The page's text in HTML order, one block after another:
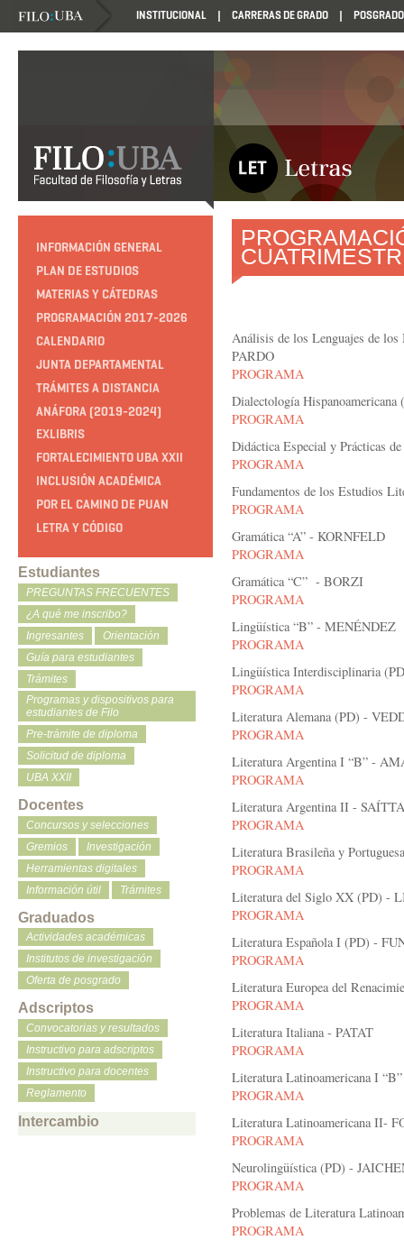
INSTITUCIONAL CARRERAS DE GRADO POSGRADO
INFORMACIÓN GENERAL
PLAN DE ESTUDIOS
MATERIAS Y CÁTEDRAS
PROGRAMACIÓN 2017-2026
CALENDARIO
JUNTA DEPARTAMENTAL
TRÁMITES A DISTANCIA
ANÁFORA (2019-2024)
EXLIBRIS
FORTALECIMIENTO UBA XXII
INCLUSIÓN ACADÉMICA
POR EL CAMINO DE PUAN
LETRA Y CÓDIGO
Estudiantes
PREGUNTAS FRECUENTES
¿A qué me inscribo?
Ingresantes
Orientación
Guía para estudiantes
Trámites
Programas y dispositivos para
estudiantes de Filo
Pre-trámite de diploma
Solicitud de diploma
UBA XXII
Docentes
Concursos y selecciones
Gremios
Investigación
Herramientas digitales
Información útil
Trámites
Graduados
Actividades académicas
Institutos de investigación
Oferta de posgrado
Adscriptos
Convocatorias y resultados
Instructivo para adscriptos
Instructivo para docentes
Reglamento
Intercambio
Análisis de los Lenguajes de
PARDO
PROGRAMA
Dialectología
PROGRAMA
Didáctica Especial y Prácticas
PROGRAMA
Fundamentos de los Estudios
PROGRAMA
Gramática “A” - KORNFELD
PROGRAMA
Gramática “C” - BORZI
PROGRAMA
Lingüística “B” - MENÉNDEZ
PROGRAMA
Lingüística Interdisciplinaria
PROGRAMA
Literatura Alemana (PD) -
PROGRAMA
Literatura Argentina I “B” -
PROGRAMA
Literatura Argentina II - SAÍTTA
PROGRAMA
Literatura Brasileña y
PROGRAMA
Literatura del Siglo XX (PD) -
PROGRAMA
Literatura Española I (PD) -
PROGRAMA
Literatura Europea del
PROGRAMA
Literatura Italiana - PATAT
PROGRAMA
Literatura Latinoamericana I
PROGRAMA
Literatura Latinoamericana II-
PROGRAMA
Neurolingüística (PD) -
PROGRAMA
Problemas de Literatura
PROGRAMA